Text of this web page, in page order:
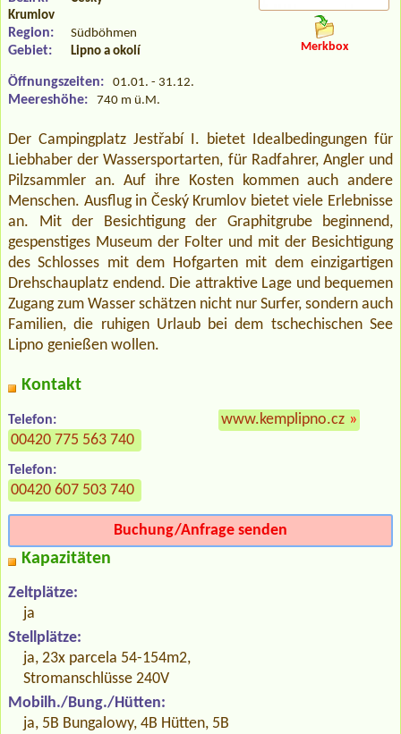
Krumlov
Region: Südböhmen
Gebiet: Lipno a okolí
Öffnungszeiten: 01.01. - 31.12.
Meereshöhe: 740 m ü.M.
Merkbox
Der Campingplatz Jestřabí I. bietet Idealbedingungen für
Liebhaber der Wassersportarten, für Radfahrer, Angler und
Pilzsammler an. Auf ihre Kosten kommen auch andere
Menschen. Ausflug in Český Krumlov bietet viele Erlebnisse
an. Mit der Besichtigung der Graphitgrube beginnend,
gespenstiges Museum der Folter und mit der Besichtigung
des Schlosses mit dem Hofgarten mit dem einzigartigen
Drehschauplatz endend. Die attraktive Lage und bequemen
Zugang zum Wasser schätzen nicht nur Surfer, sondern auch
Familien, die ruhigen Urlaub bei dem tschechischen See
Lipno genießen wollen.
Kontakt
Telefon:
00420 775 563 740
Telefon:
00420 607 503 740
www.kemplipno.cz »
Buchung/Anfrage senden
Kapazitäten
Zeltplätze:
ja
Stellplätze:
ja, 23x parcela 54-154m2,
Stromanschlüsse 240V
Mobilh./Bung./Hütten:
ja, 5B Bungalowy, 4B Hütten, 5B